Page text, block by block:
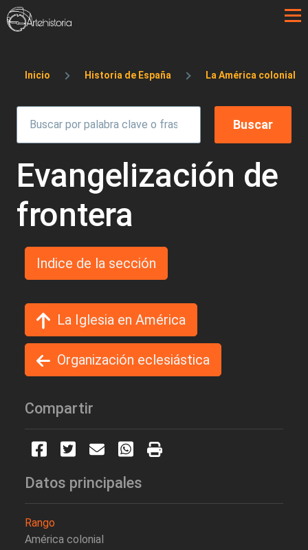
Pasar al contenido principal
Sobrescribir enlaces de ayuda a la
Inicio Historia de España La América colonial
Evangelización de
frontera
Indice de la sección
La Iglesia en América
Organización eclesiástica
Compartir
Datos principales
Rango
América colonial